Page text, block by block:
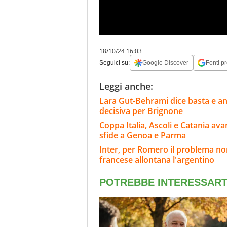
18/10/24 16:03
Seguici su: Google Discover Fonti
Leggi anche:
Lara Gut-Behrami dice basta e
decisiva per Brignone
Coppa Italia, Ascoli e Catania
sfide a Genoa e Parma
Inter, per Romero il problema
francese allontana l'argentino